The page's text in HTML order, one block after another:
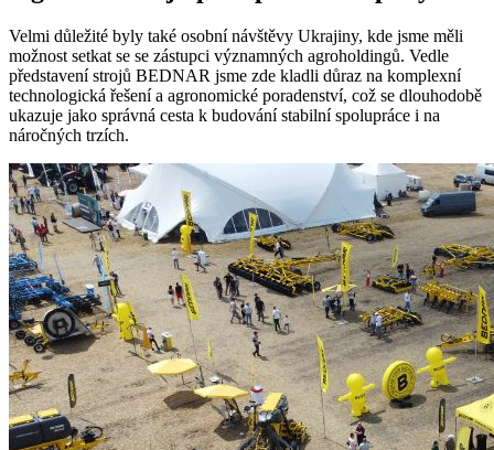
Velmi důležité byly také osobní návštěvy Ukrajiny, kde jsme měli
možnost setkat se se zástupci významných agroholdingů. Vedle
představení strojů BEDNAR jsme zde kladli důraz na komplexní
technologická řešení a agronomické poradenství, což se dlouhodobě
ukazuje jako správná cesta k budování stabilní spolupráce i na
náročných trzích.